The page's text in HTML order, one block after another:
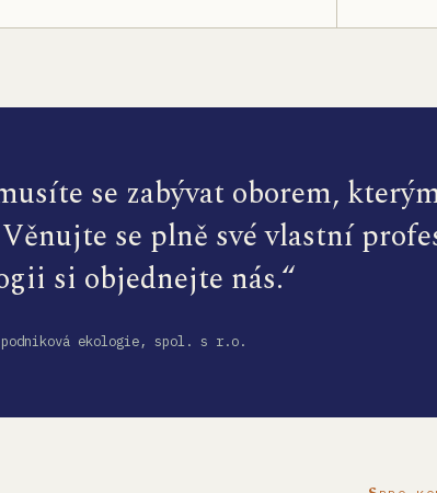
se zabývat oborem,
se plně své vlastní
si objednejte nás.“
podniková ekologie, spol. s r.o.